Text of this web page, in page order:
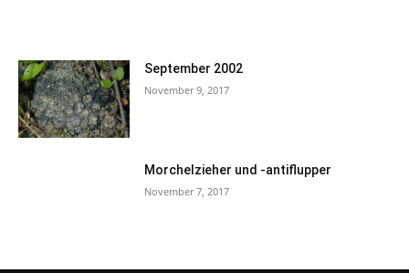
September 2002
November 9, 2017
Morchelzieher und -antiflupper
November 7, 2017